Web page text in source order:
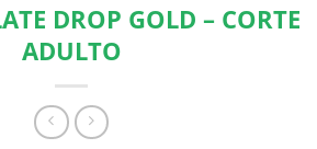
DROP GOLD – CORTE
ADULTO